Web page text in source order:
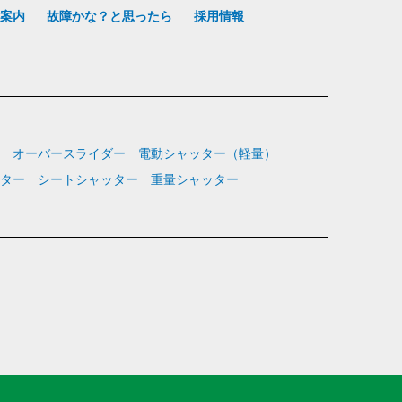
内 故障かな？と思ったら 採用情報
オーバースライダー
電動シャッター（軽量）
ー
シートシャッター 重量シャッター